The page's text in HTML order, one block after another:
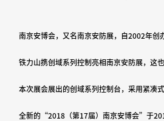
南京安博会，又名南京安防展，自2002年创
铁力山携创域系列控制亮相南京安防展，这
本次展会展出的创域系列控制台，采用紧凑
全新的 “2018 （第17届）南京安博会”于